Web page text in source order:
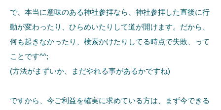
で、本当に意味のある神社参拝なら、神社参拝した直後に行
動が変わったり、ひらめいたりして道が開けます。だから、
何も起きなかったり、検索かけたりしてる時点で失敗、って
ことです^^;
(方法がまずいか、まだやれる事があるかですね)
ですから、今ご利益を確実に求めている方は、まず今できる